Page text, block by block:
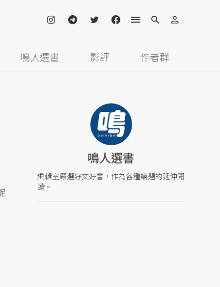
鳴人選書 影評 作者群
鳴人選書
編輯室嚴選好文好書，作為各種議題的延伸閱
讀。